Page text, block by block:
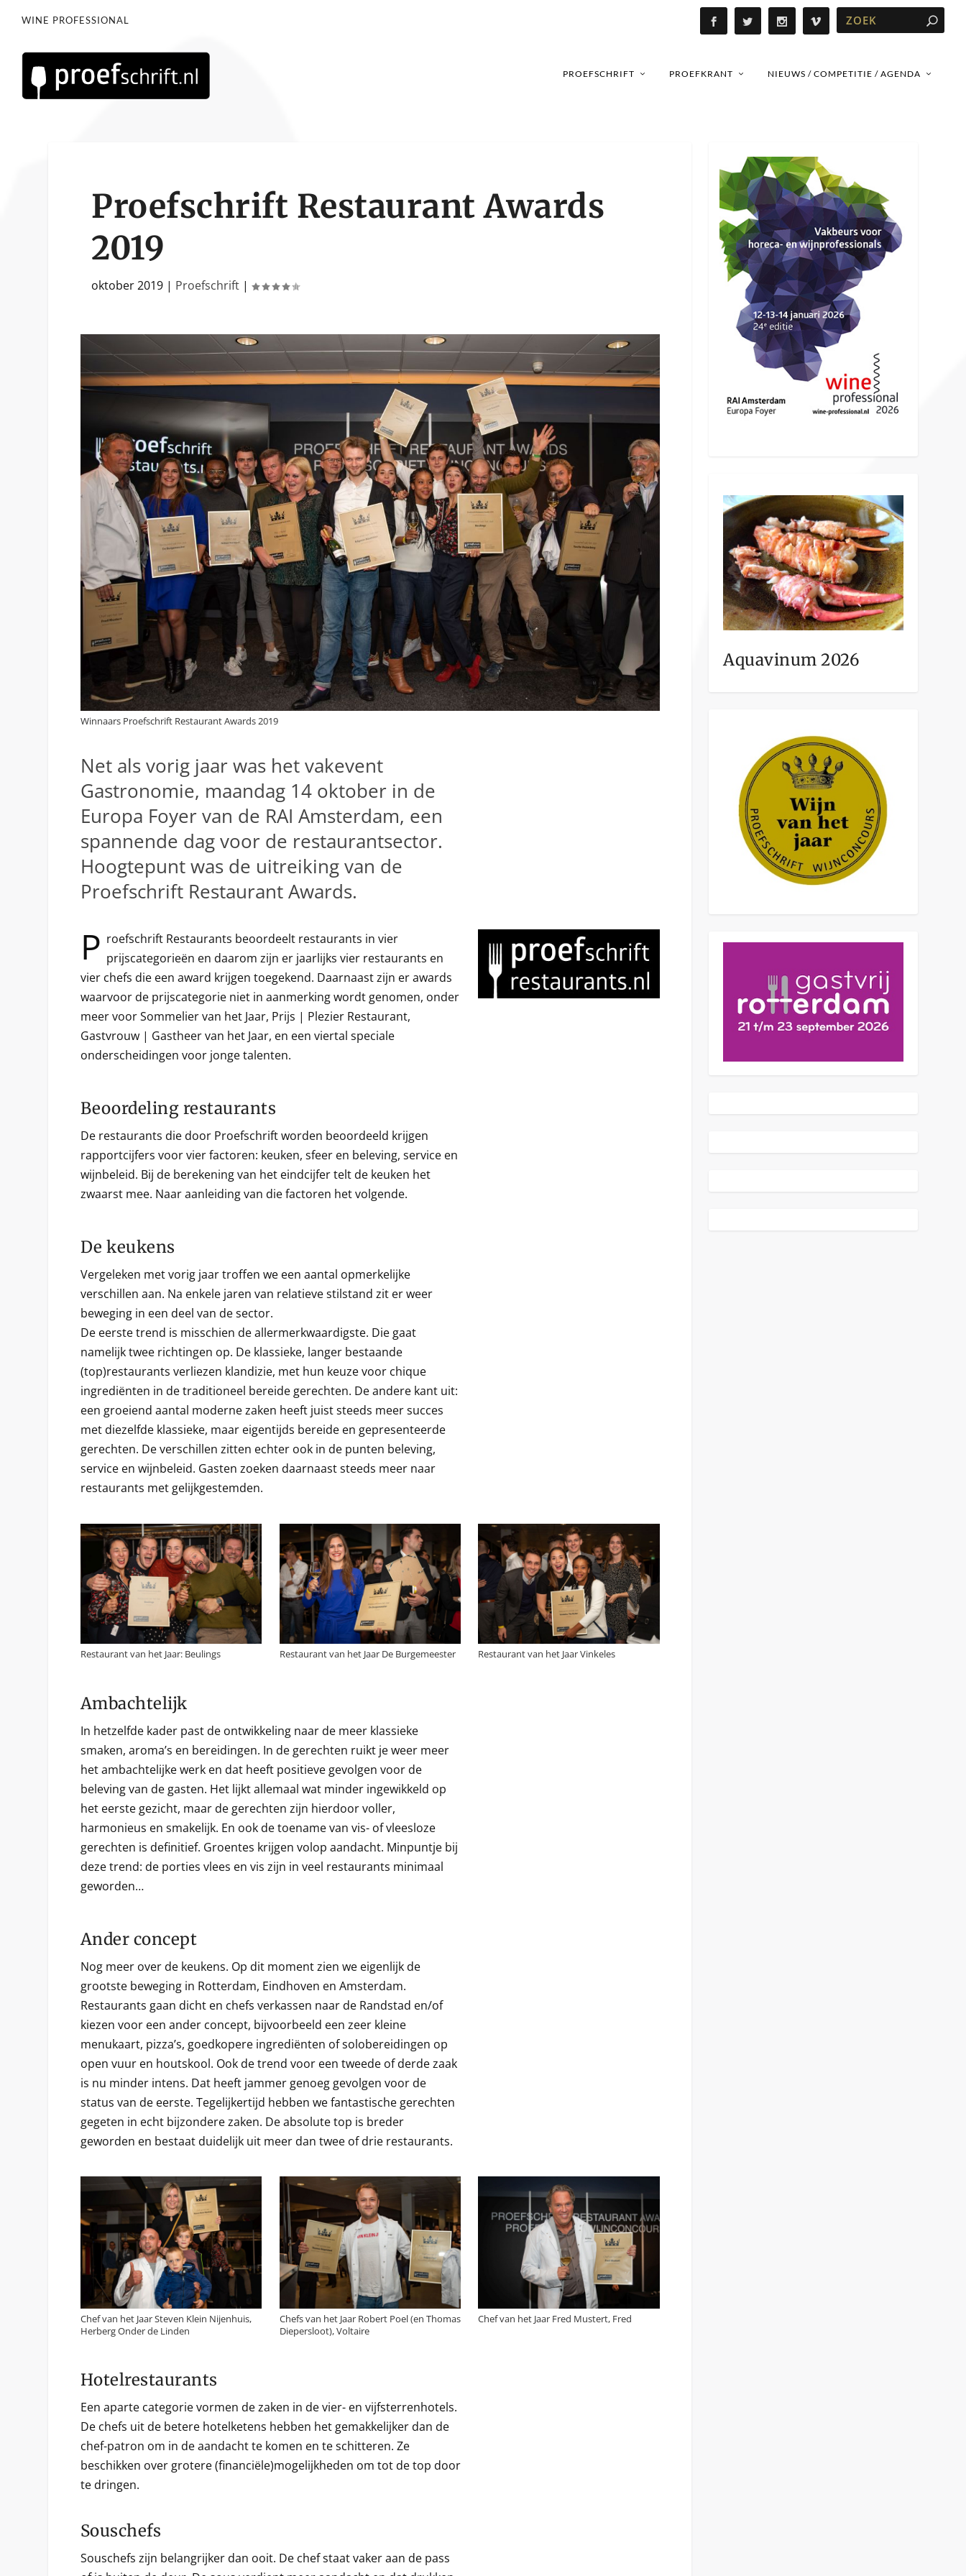
WINE PROFESSIONAL
PROEFSCHRIFT PROEFKRANT NIEUWS / COMPETITIE / AGENDA
Proefschrift Restaurant Awards
2019
oktober 2019 | Proefschrift |
Winnaars Proefschrift Restaurant Awards 2019
Net als vorig jaar was het vakevent
Gastronomie, maandag 14 oktober in de
Europa Foyer van de RAI Amsterdam, een
spannende dag voor de restaurantsector.
Hoogtepunt was de uitreiking van de
Proefschrift Restaurant Awards.
P roefschrift Restaurants beoordeelt restaurants in vier
prijscategorieën en daarom zijn er jaarlijks vier restaurants en
vier chefs die een award krijgen toegekend. Daarnaast zijn er awards
waarvoor de prijscategorie niet in aanmerking wordt genomen, onder
meer voor Sommelier van het Jaar, Prijs | Plezier Restaurant,
Gastvrouw | Gastheer van het Jaar, en een viertal speciale
onderscheidingen voor jonge talenten.
Beoordeling restaurants
De restaurants die door Proefschrift worden beoordeeld krijgen
rapportcijfers voor vier factoren: keuken, sfeer en beleving, service en
wijnbeleid. Bij de berekening van het eindcijfer telt de keuken het
zwaarst mee. Naar aanleiding van die factoren het volgende.
De keukens
Vergeleken met vorig jaar troffen we een aantal opmerkelijke
verschillen aan. Na enkele jaren van relatieve stilstand zit er weer
beweging in een deel van de sector.
De eerste trend is misschien de allermerkwaardigste. Die gaat
namelijk twee richtingen op. De klassieke, langer bestaande
(top)restaurants verliezen klandizie, met hun keuze voor chique
ingrediënten in de traditioneel bereide gerechten. De andere kant uit:
een groeiend aantal moderne zaken heeft juist steeds meer succes
met diezelfde klassieke, maar eigentijds bereide en gepresenteerde
gerechten. De verschillen zitten echter ook in de punten beleving,
service en wijnbeleid. Gasten zoeken daarnaast steeds meer naar
restaurants met gelijkgestemden.
Restaurant van het Jaar: Beulings Restaurant van het Jaar De Burgemeester Restaurant van het Jaar Vinkeles
Ambachtelijk
In hetzelfde kader past de ontwikkeling naar de meer klassieke
smaken, aroma’s en bereidingen. In de gerechten ruikt je weer meer
het ambachtelijke werk en dat heeft positieve gevolgen voor de
beleving van de gasten. Het lijkt allemaal wat minder ingewikkeld op
het eerste gezicht, maar de gerechten zijn hierdoor voller,
harmonieus en smakelijk. En ook de toename van vis- of vleesloze
gerechten is definitief. Groentes krijgen volop aandacht. Minpuntje bij
deze trend: de porties vlees en vis zijn in veel restaurants minimaal
geworden…
Ander concept
Nog meer over de keukens. Op dit moment zien we eigenlijk de
grootste beweging in Rotterdam, Eindhoven en Amsterdam.
Restaurants gaan dicht en chefs verkassen naar de Randstad en/of
kiezen voor een ander concept, bijvoorbeeld een zeer kleine
menukaart, pizza’s, goedkopere ingrediënten of solobereidingen op
open vuur en houtskool. Ook de trend voor een tweede of derde zaak
is nu minder intens. Dat heeft jammer genoeg gevolgen voor de
status van de eerste. Tegelijkertijd hebben we fantastische gerechten
gegeten in echt bijzondere zaken. De absolute top is breder
geworden en bestaat duidelijk uit meer dan twee of drie restaurants.
Chef van het Jaar Steven Klein Nijenhuis,
Herberg Onder de Linden
Chefs van het Jaar Robert Poel (en Thomas
Diepersloot), Voltaire
Chef van het Jaar Fred Mustert, Fred
Hotelrestaurants
Een aparte categorie vormen de zaken in de vier- en vijfsterrenhotels.
De chefs uit de betere hotelketens hebben het gemakkelijker dan de
chef-patron om in de aandacht te komen en te schitteren. Ze
beschikken over grotere (financiële)mogelijkheden om tot de top door
te dringen.
Souschefs
Souschefs zijn belangrijker dan ooit. De chef staat vaker aan de pass
Aquavinum 2026